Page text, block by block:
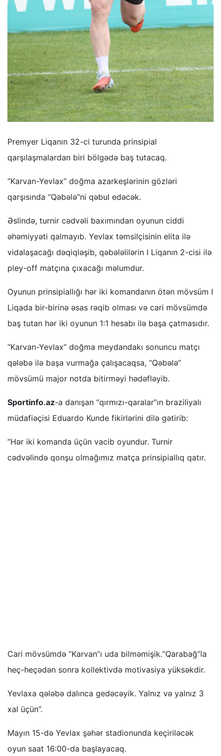
Premyer Liqanın 32-ci turunda prinsipial
qarşılaşmalardan biri bölgədə baş tutacaq.
“Karvan-Yevlax” doğma azarkeşlərinin gözləri
qarşısında “Qəbələ”ni qəbul edəcək.
Əslində, turnir cədvəli baxımından oyunun ciddi
əhəmiyyəti qalmayıb. Yevlax təmsilçisinin elita ilə
vidalaşacağı dəqiqləşib, qəbələlilərin I Liqanın 2-cisi ilə
pley-off matçına çıxacağı məlumdur.
Oyunun prinsipiallığı hər iki komandanın ötən mövsüm I
Liqada bir-birinə əsas rəqib olması və cari mövsümdə
baş tutan hər iki oyunun 1:1 hesabı ilə başa çatmasıdır.
“Karvan-Yevlax” doğma meydandakı sonuncu matçı
qələbə ilə başa vurmağa çalışacaqsa, “Qəbələ”
mövsümü major notda bitirməyi hədəfləyib.
Sportinfo.az-a danışan “qırmızı-qaralar”ın braziliyalı
müdafiəçisi Eduardo Kunde fikirlərini dilə gətirib:
“Hər iki komanda üçün vacib oyundur. Turnir
cədvəlində qonşu olmağımız matça prinsipiallıq qatır.
Cari mövsümdə “Karvan”ı uda bilməmişik.“Qarabağ”la
heç-heçədən sonra kollektivdə motivasiya yüksəkdir.
Yevlaxa qələbə dalınca gedəcəyik. Yalnız və yalnız 3
xal üçün”.
Mayın 15-də Yevlax şəhər stadionunda keçiriləcək
oyun saat 16:00-da başlayacaq.